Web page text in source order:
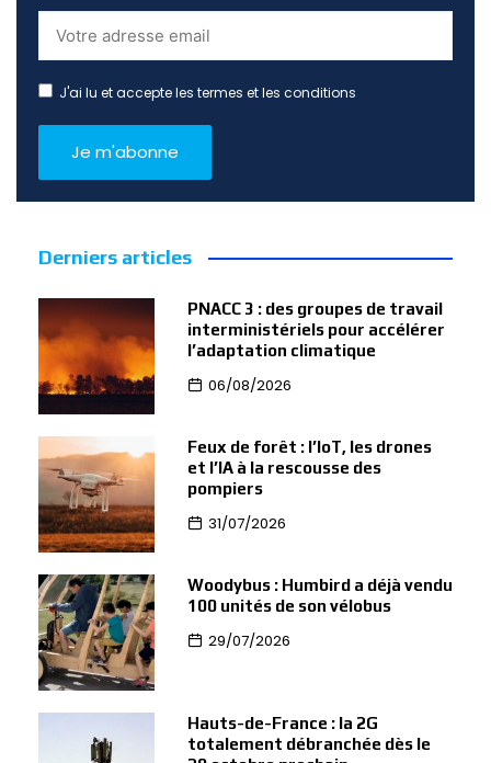
J'ai lu et accepte les termes et les conditions
Derniers articles
PNACC 3 : des groupes de travail
interministériels pour accélérer
l’adaptation climatique
06/08/2026
Feux de forêt : l’IoT, les drones
et l’IA à la rescousse des
pompiers
31/07/2026
Woodybus : Humbird a déjà vendu
100 unités de son vélobus
29/07/2026
Hauts-de-France : la 2G
totalement débranchée dès le